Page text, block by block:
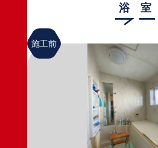
浴 室
施工前